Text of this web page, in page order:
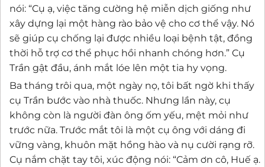
nói: “Cụ ạ, việc tăng cường hệ miễn dịch giống như
xây dựng lại một hàng rào bảo vệ cho cơ thể vậy. Nó
sẽ giúp cụ chống lại được nhiều loại bệnh tật, đồng
thời hỗ trợ cơ thể phục hồi nhanh chóng hơn.” Cụ
Trần gật đầu, ánh mắt lóe lên một tia hy vọng.
Ba tháng trôi qua, một ngày nọ, tôi bất ngờ khi thấy
cụ Trần bước vào nhà thuốc. Nhưng lần này, cụ
không còn là người đàn ông ốm yếu, mệt mỏi như
trước nữa. Trước mắt tôi là một cụ ông với dáng đi
vững vàng, khuôn mặt hồng hào và nụ cười rạng rỡ.
Cụ nắm chặt tay tôi, xúc động nói: “Cảm ơn cô, Huế ạ.